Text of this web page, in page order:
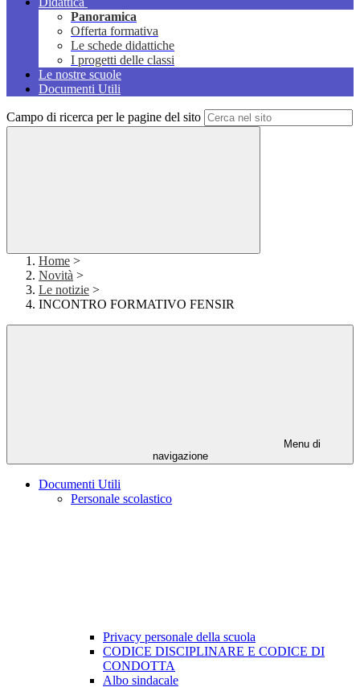
Panoramica
Offerta formativa
Le schede didattiche
I progetti delle classi
Le nostre scuole
Documenti Utili
Campo di ricerca per le pagine del sito
Home >
Novità >
Le notizie >
INCONTRO FORMATIVO FENSIR
Menu di
navigazione
Documenti Utili
Personale scolastico
Privacy personale della scuola
CODICE DISCIPLINARE E CODICE DI
CONDOTTA
Albo sindacale